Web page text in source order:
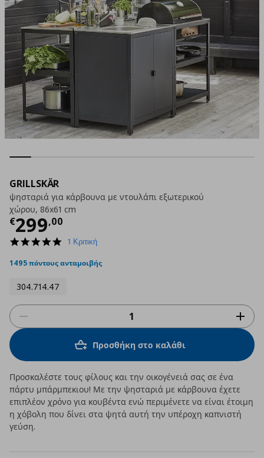
GRILLSKÄR
ψησταριά για κάρβουνα με ντουλάπι εξωτερικού
χώρου, 86x61 cm
€299,00
Τρέχουσα τιμή
5.0
rating
1 Κριτική
1495 πόντους ανταμοιβής
304.714.47
Προσθήκη στο καλάθι
Προσκαλέστε τους φίλους και την οικογένειά σας σε ένα
πάρτυ μπάρμπεκιου! Με την ψησταριά με κάρβουνα έχετε
επιπλέον χρόνο για κουβέντα ενώ περιμένετε να είναι έτοιμη
η χόβολη που δίνει στα ψητά αυτή την υπέροχη καπνιστή
γεύση.